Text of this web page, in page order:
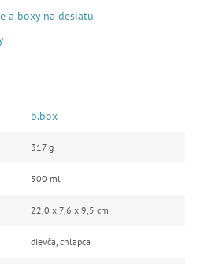
a boxy na desiatu
b.box
317 g
500 ml
22,0 x 7,6 x 9,5 cm
dievča, chlapca